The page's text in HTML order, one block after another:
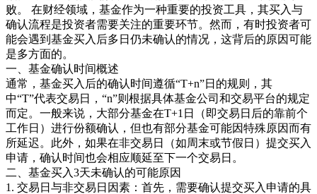
败。 在财经领域，基金作为一种重要的投资工具，其买入与
确认流程是投资者需要关注的重要环节。然而，有时投资者可
能会遇到基金买入后多日仍未确认的情况，这背后的原因可能
是多方面的。
一、基金确认时间概述
通常，基金买入后的确认时间遵循“T+n”日的规则，其
中“T”代表交易日，“n”则根据具体基金公司和交易平台的规定
而定。一般来说，大部分基金在T+1日（即交易日后的靠前个
工作日）进行份额确认，但也有部分基金可能因特殊原因而有
所延迟。此外，如果在非交易日（如周末或节假日）提交买入
申请，确认时间也会相应顺延至下一个交易日。
二、基金买入3天未确认的可能原因
1. 交易日与非交易日因素：首先，需要确认提交买入申请的具